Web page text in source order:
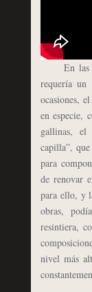
En
requería un
ocasiones,
en especie,
gallinas, el
capilla”,
para
de renovar
para ello, y
obras,
resintiera,
nivel más